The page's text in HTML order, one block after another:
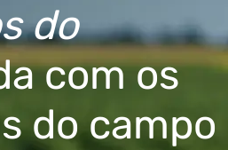
do
com os
do campo